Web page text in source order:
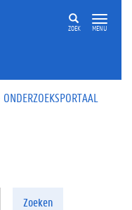
ZOEK MENU
Zoeken